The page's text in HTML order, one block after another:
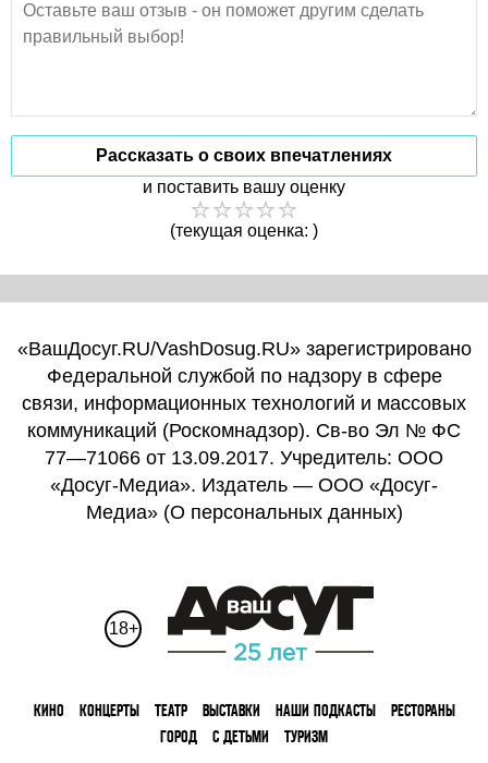
Рассказать о своих впечатлениях
и поставить вашу оценку
(текущая оценка: )
«ВашДосуг.RU/VashDosug.RU» зарегистрировано
Федеральной службой по надзору в сфере
связи, информационных технологий и массовых
коммуникаций (Роскомнадзор). Св-во Эл № ФС
77—71066 от 13.09.2017. Учредитель: ООО
«Досуг-Медиа». Издатель — ООО «Досуг-
Медиа» (О персональных данных)
18+
КИНО КОНЦЕРТЫ ТЕАТР ВЫСТАВКИ НАШИ ПОДКАСТЫ
РЕСТОРАНЫ
ГОРОД
С ДЕТЬМИ ТУРИЗМ